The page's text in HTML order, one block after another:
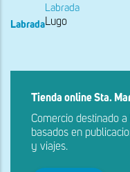
navegación
Labrada
Labrada
Lugo
Tienda online Sta.
Comercio destinado
basados en
y viajes.